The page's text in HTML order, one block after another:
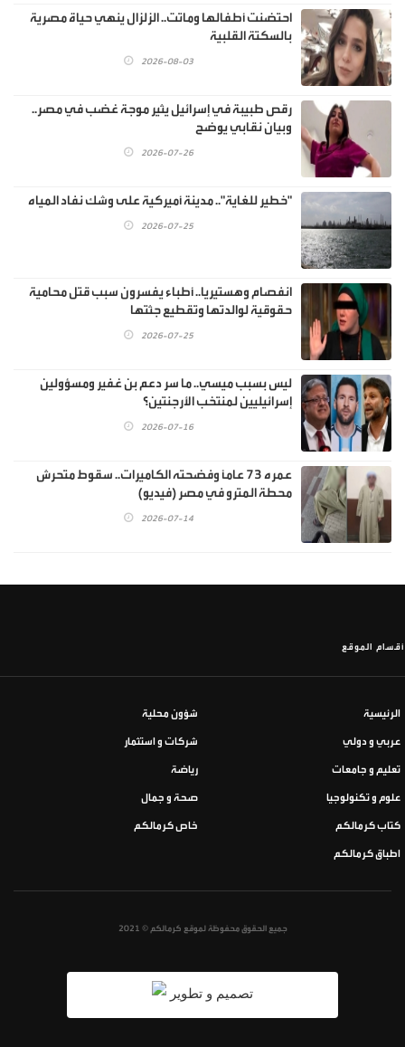
احتضنت أطفالها وماتت.. الزلزال ينهي حياة مصرية
بالسكتة القلبية
2026-08-03
رقص طبيبة في إسرائيل يثير موجة غضب في مصر..
وبيان نقابي يوضح
2026-07-26
"خطير للغاية".. مدينة أميركية على وشك نفاد المياه
2026-07-25
انفصام وهستيريا.. أطباء يفسرون سبب قتل محامية
حقوقية لوالدتها وتقطيع جثتها
2026-07-25
ليس بسبب ميسي.. ما سر دعم بن غفير ومسؤولين
إسرائيليين لمنتخب الأرجنتين؟
2026-07-16
عمره 73 عاماً وفضحته الكاميرات.. سقوط متحرش
محطة المترو في مصر (فيديو)
2026-07-14
أقسام الموقع
الرئيسية شؤون محلية
عربي و دولي شركات و استثمار
تعليم و جامعات رياضة
علوم و تكنولوجيا صحة و جمال
كتاب كرمالكم خاص كرمالكم
اطباق كرمالكم
جميع الحقوق محفوظة لموقع كرمالكم © 2021
تصميم و تطوير